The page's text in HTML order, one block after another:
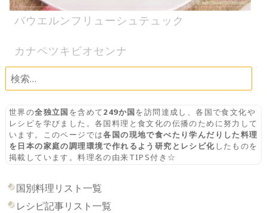
バウエルンフリューシュテュック
カナペツキビオセンナ
検
索:
世界の全独立国を含めて249か国を訪問達成し、各国で食文化や
レシピを学びました。各国料理と食文化の伝播のために努力して
います。このページでは各国の現地で食べたり学んだりした料理
を日本の家庭の調理環境で作れるよう研究とレシピ化したものを
掲載しています。料理名の由来TIPS付き☆
国別料理リスト一覧
レシピ記事リスト一覧